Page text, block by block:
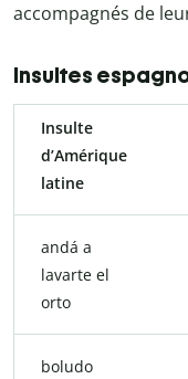
accompagnés de
Insultes
Insulte
d’Amérique
latine
andá a
lavarte el
orto
boludo